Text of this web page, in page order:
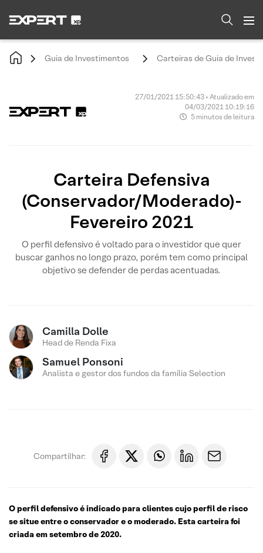
Guia de Investimentos Carteiras de Guia de
27/01/2021 15:50:43 • Atualizado em
04/03/2021 10:19:16
5 minutos de leitura
Carteira Defensiva
(Conservador/Moderado)-
Fevereiro 2021
O perfil defensivo é voltado para o investidor que quer
buscar ganhos no longo prazo, porém tem como principal
objetivo se defender de perdas acentuadas.
Camilla Dolle
Head de Renda Fixa
Samuel Ponsoni
Analista e gestor dos fundos da família Selection
Compartilhar:
O perfil defensivo é indicado para clientes cujo perfil de risco
se situe entre o conservador e o moderado. Esta carteira foi
criada em setembro de 2020.